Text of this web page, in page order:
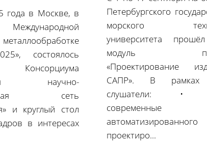
года в Москве, в
состоялось
научно-
сеть
и круглый стол
в интересах
Петербургского
морского
университета
модуль
«Проектирование
САПР». В рамках
слушатели: •
современные
автоматизированного
проектиро...